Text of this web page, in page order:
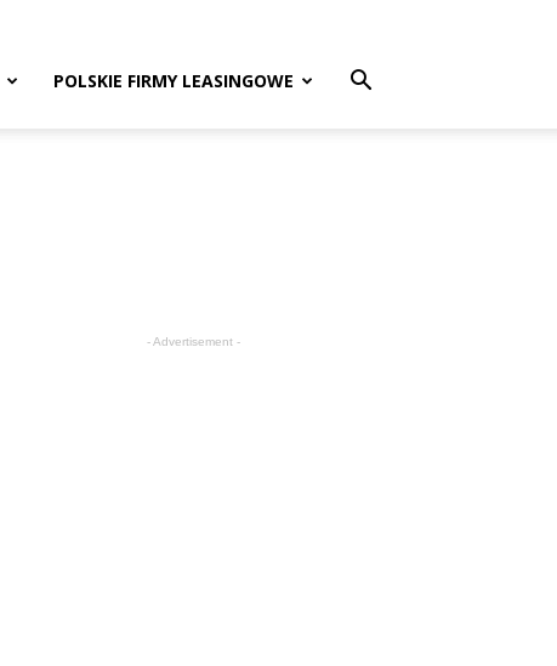
POLSKIE FIRMY LEASINGOWE
- Advertisement -